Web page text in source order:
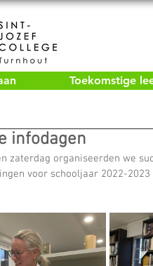
Toekomstige
infodagen
zaterdag organiseerden we
voor schooljaar 2022-